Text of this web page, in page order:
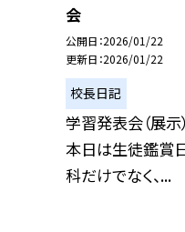
会
公開日 2026/01/22
更新日 2026/01/22
校長日記
学習発表会（展示
本日は生徒鑑賞
科だけでなく、...